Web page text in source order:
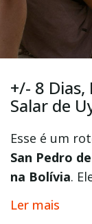
+/- 8
Salar de
Esse é um
San Pedro
na Bolívia.
San Pedro
conhecer o
Ler mais